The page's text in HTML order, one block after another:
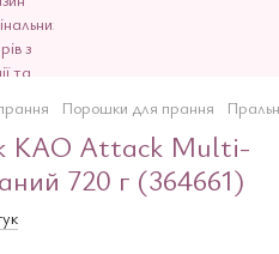
Порошки для прання
KAO Attack Multi-
720 г (364661)